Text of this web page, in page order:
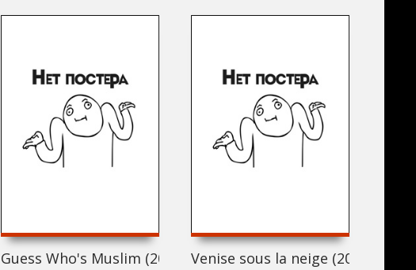
для влюбленных (2016)
Guess Who's Muslim (2016) Venise sous la neige (2016)